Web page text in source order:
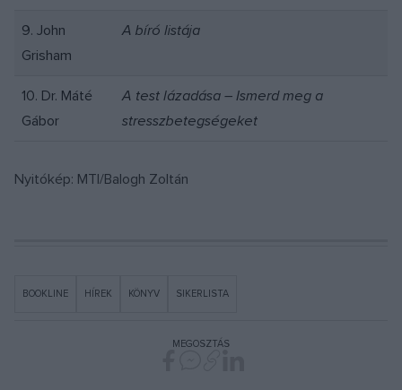
9. John
Grisham
A bíró listája
10. Dr. Máté
Gábor
A test lázadása – Ismerd meg a
stresszbetegségeket
Nyitókép: MTI/Balogh Zoltán
BOOKLINE HÍREK KÖNYV SIKERLISTA
MEGOSZTÁS